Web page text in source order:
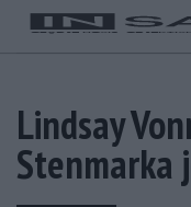
Lindsay
Stenmarka